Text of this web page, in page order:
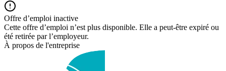
Offre d’emploi inactive
Cette offre d’emploi n’est plus disponible. Elle a peut-être expiré ou
été retirée par l’employeur.
À propos de l'entreprise